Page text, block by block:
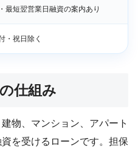
最短翌営業日融資の案内あり
・祝日除く
仕組み
物、マンション、アパート
を受けるローンです。担保